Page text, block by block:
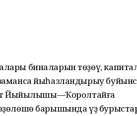
биналарын төҙөү,
йыһазландырыу
Йыйылышы—Ҡоролтайға
барышында үҙ